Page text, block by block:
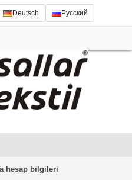
Deutsch Русский
hesap bilgileri